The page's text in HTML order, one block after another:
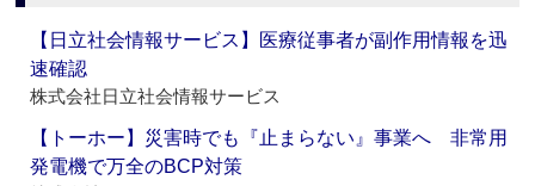
【日立社会情報サービス】医療従事者が副作用情報を迅
速確認
株式会社日立社会情報サービス
【トーホー】災害時でも『止まらない』事業へ 非常用
発電機で万全のBCP対策